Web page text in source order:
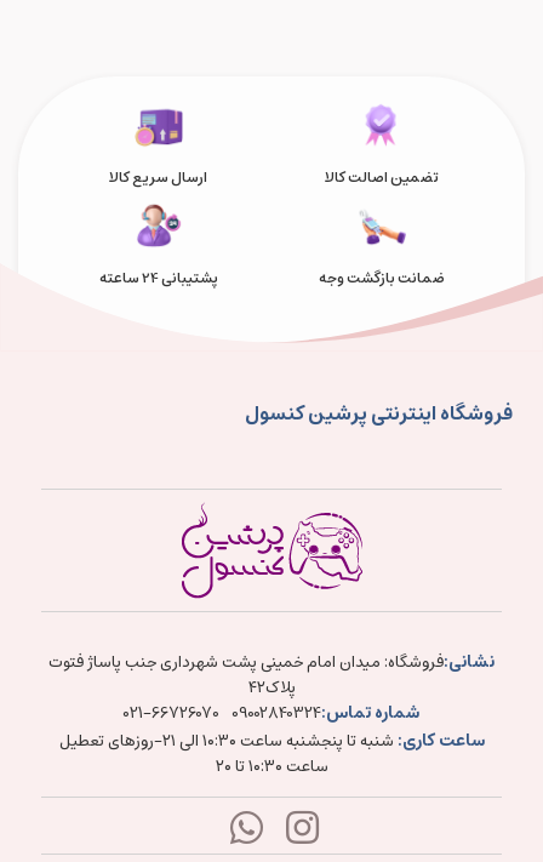
تضمین اصالت کالا ارسال سریع کالا
ضمانت بازگشت وجه پشتیبانی 24 ساعته
فروشگاه اینترنتی پرشین کنسول
نشانی:فروشگاه: میدان امام خمینی پشت شهرداری جنب پاساژ فتوت
پلاک۴۲
شماره تماس:09002840324
021-66726070
ساعت کاری:
شنبه تا پنجشنبه ساعت ۱۰:۳۰ الی ۲۱-روزهای تعطیل
ساعت ۱۰:۳۰ تا ۲۰